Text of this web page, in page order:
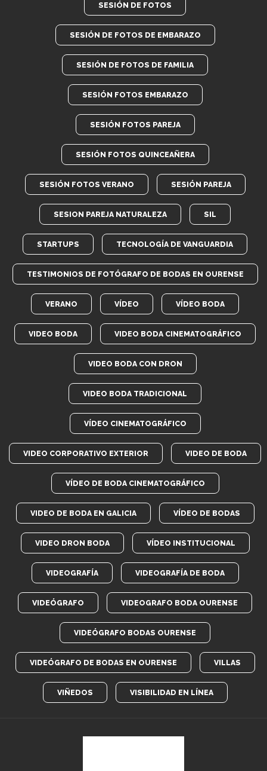
SESIÓN DE FOTOS
SESIÓN DE FOTOS DE EMBARAZO
SESIÓN DE FOTOS DE FAMILIA
SESIÓN FOTOS EMBARAZO
SESIÓN FOTOS PAREJA
SESIÓN FOTOS QUINCEAÑERA
SESIÓN FOTOS VERANO SESIÓN PAREJA
SESION PAREJA NATURALEZA SIL
STARTUPS TECNOLOGÍA DE VANGUARDIA
TESTIMONIOS DE FOTÓGRAFO DE BODAS EN OURENSE
VERANO VÍDEO VÍDEO BODA
VIDEO BODA VIDEO BODA CINEMATOGRÁFICO
VIDEO BODA CON DRON
VIDEO BODA TRADICIONAL
VÍDEO CINEMATOGRÁFICO
VIDEO CORPORATIVO EXTERIOR VIDEO DE BODA
VÍDEO DE BODA CINEMATOGRÁFICO
VIDEO DE BODA EN GALICIA VÍDEO DE BODAS
VIDEO DRON BODA VÍDEO INSTITUCIONAL
VIDEOGRAFÍA VIDEOGRAFÍA DE BODA
VIDEÓGRAFO VIDEOGRAFO BODA OURENSE
VIDEÓGRAFO BODAS OURENSE
VIDEÓGRAFO DE BODAS EN OURENSE VILLAS
VIÑEDOS VISIBILIDAD EN LÍNEA